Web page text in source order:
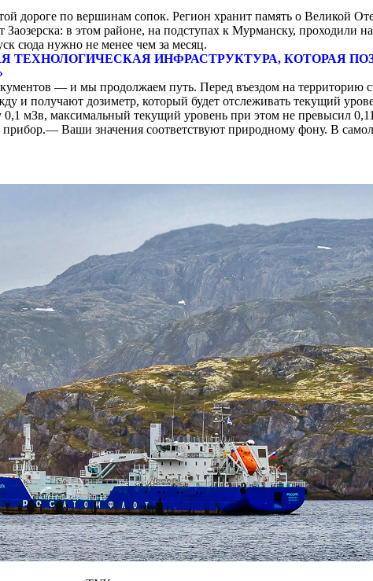
дороге по вершинам сопок. Регион хранит память о Великой
в этом районе, на подступах к Мурманску, проходили
сюда нужно не менее чем за месяц.
ТЕХНОЛОГИЧЕСКАЯ ИНФРАСТРУКТУРА, КОТОРАЯ
— и мы продолжаем путь. Перед въездом на территорию
и получают дозиметр, который будет отслеживать текущий
мЗв, максимальный текущий уровень при этом не превысил
Ваши значения соответствуют природному фону. В